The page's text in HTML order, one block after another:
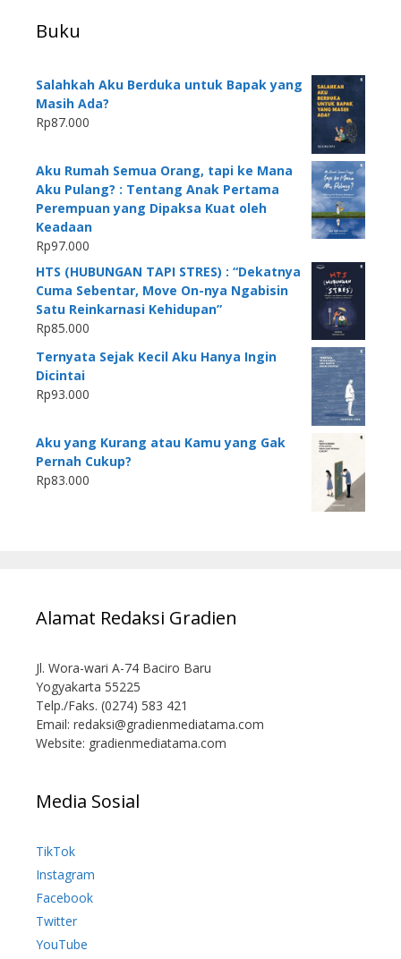
Buku
Salahkah Aku Berduka untuk Bapak yang
Masih Ada?
Rp87.000
Aku Rumah Semua Orang, tapi ke Mana
Aku Pulang? : Tentang Anak Pertama
Perempuan yang Dipaksa Kuat oleh
Keadaan
Rp97.000
HTS (HUBUNGAN TAPI STRES) : “Dekatnya
Cuma Sebentar, Move On-nya Ngabisin
Satu Reinkarnasi Kehidupan”
Rp85.000
Ternyata Sejak Kecil Aku Hanya Ingin
Dicintai
Rp93.000
Aku yang Kurang atau Kamu yang Gak
Pernah Cukup?
Rp83.000
Alamat Redaksi Gradien
Jl. Wora-wari A-74 Baciro Baru
Yogyakarta 55225
Telp./Faks. (0274) 583 421
Email: redaksi@gradienmediatama.com
Website: gradienmediatama.com
Media Sosial
TikTok
Instagram
Facebook
Twitter
YouTube